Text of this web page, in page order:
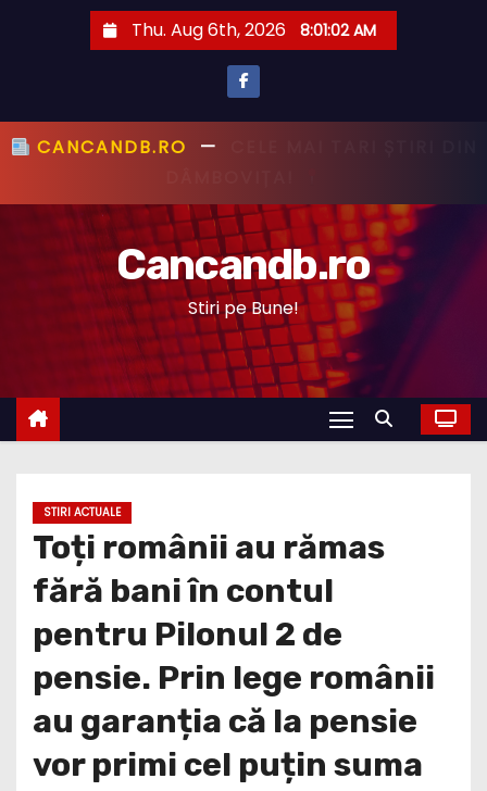
Thu. Aug 6th, 2026 8:01:03 AM
CANCANDB.RO—
Cancandb.ro
Stiri pe Bune!
STIRI ACTUALE
Toți românii au rămas
fără bani în contul
pentru Pilonul 2 de
pensie. Prin lege românii
au garanția că la pensie
vor primi cel puțin suma